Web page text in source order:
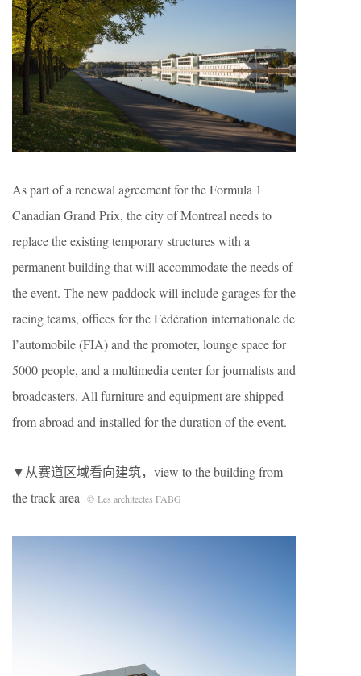
As part of a renewal agreement for the Formula 1
Canadian Grand Prix, the city of Montreal needs to
replace the existing temporary structures with a
permanent building that will accommodate the needs of
the event. The new paddock will include garages for the
racing teams, offices for the Fédération internationale de
l’automobile (FIA) and the promoter, lounge space for
5000 people, and a multimedia center for journalists and
broadcasters. All furniture and equipment are shipped
from abroad and installed for the duration of the event.
▼从赛道区域看向建筑，view to the building from
the track area
© Les architectes FABG